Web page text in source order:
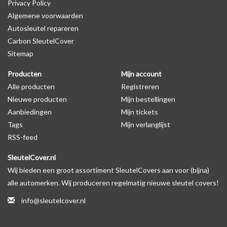
productfoto te kijken of er een logo zichtbaar is.
Levering
Voor 16:00 besteld = Dezelfde dag verzonden
Verzending naar België: 1/3 werkdagen
Specificaties
Merk: SleutelCover
Geschikt voor: Citroën
Gewicht: 20g
Materiaal: Siliconen
Geschikt voor o.a. de volgende modellen:
* Afhankelijk van het bouwjaar
voorbeeld in de productfoto's
Privacy Policy
Algemene voorwaarden
Autosleutel repareren
Carbon SleutelCover
Sitemap
Producten
Alle producten
Nieuwe producten
Aanbiedingen
Tags
RSS-feed
Mijn account
Registreren
Mijn bestellingen
Mijn tickets
Mijn verlanglijst
SleutelCover.nl
Wij bieden een groot assortiment SleutelCovers aan voor (bijna)
alle automerken. Wij produceren regelmatig nieuwe sleutel covers!
info@sleutelcover.nl